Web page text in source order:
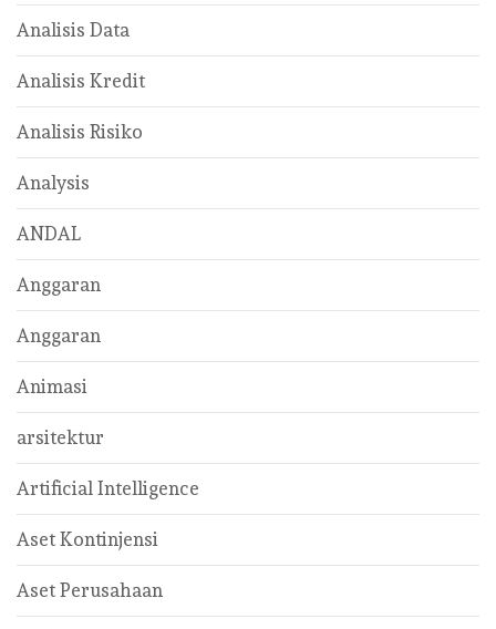
Analisis Data
Analisis Kredit
Analisis Risiko
Analysis
ANDAL
Anggaran
Anggaran
Animasi
arsitektur
Artificial Intelligence
Aset Kontinjensi
Aset Perusahaan